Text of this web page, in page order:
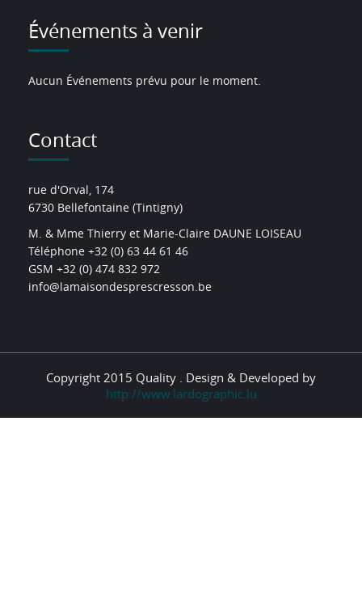
Événements à venir
Aucun Événements prévu pour le moment.
Contact
rue d'Orval, 174
6730 Bellefontaine (Tintigny)
M. & Mme Thierry et Marie-Claire DAUNE LOISEAU
Téléphone +32 (0) 63 44 61 46
GSM +32 (0) 474 832 972
info@lamaisondesprescresson.be
Copyright 2015 Quality . Design & Developed by
http://www.lardographic.lu